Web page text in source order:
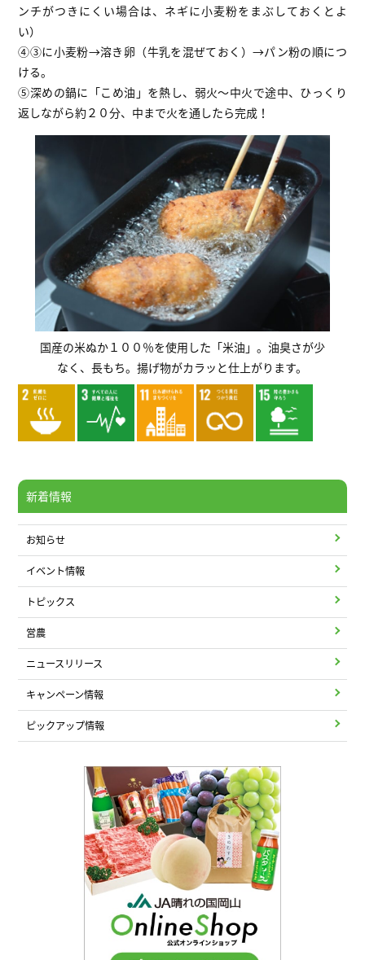
ンチがつきにくい場合は、ネギに小麦粉をまぶしておくとよ
い）
④③に小麦粉→溶き卵（牛乳を混ぜておく）→パン粉の順につ
ける。
⑤深めの鍋に「こめ油」を熱し、弱火～中火で途中、ひっくり
返しながら約２０分、中まで火を通したら完成！
国産の米ぬか１００％を使用した「米油」。油臭さが少
なく、長もち。揚げ物がカラッと仕上がります。
新着情報
お知らせ
イベント情報
トピックス
営農
ニュースリリース
キャンペーン情報
ピックアップ情報